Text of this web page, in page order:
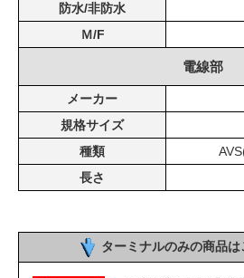
防水/非防水
Ｍ/F
電線部
メーカー
規格サイズ
種類
長さ
ターミナルのみの商品